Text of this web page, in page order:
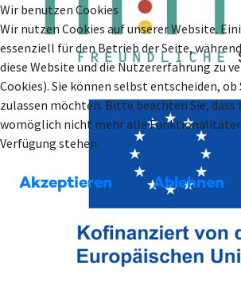
Wir benutzen Cookies
Wir nutzen Cookies auf unserer Website.
essenziell für den Betrieb der Seite,
diese Website und die Nutzererfahrung zu
Cookies). Sie können selbst entscheiden, ob
zulassen möchten. Bitte beachten Sie, dass
womöglich nicht mehr alle
Verfügung stehen.
Akzeptieren Ablehnen